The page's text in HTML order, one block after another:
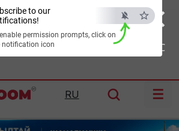
×
ESC
to our
permission prompts, click on
notification icon
Алматы: Шымкент:30°C
RU ☰